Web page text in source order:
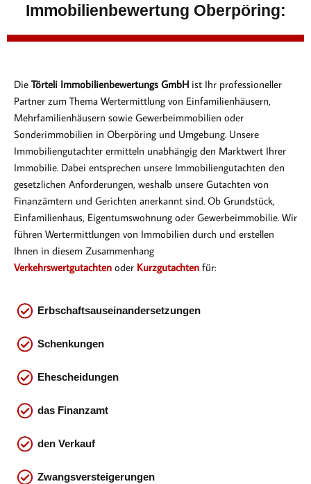
Immobilienbewertung Oberpöring:
Die Törteli Immobilienbewertungs GmbH ist Ihr professioneller
Partner zum Thema Wertermittlung von Einfamilienhäusern,
Mehrfamilienhäusern sowie Gewerbeimmobilien oder
Sonderimmobilien in Oberpöring und Umgebung. Unsere
Immobiliengutachter ermitteln unabhängig den Marktwert Ihrer
Immobilie. Dabei entsprechen unsere Immobiliengutachten den
gesetzlichen Anforderungen, weshalb unsere Gutachten von
Finanzämtern und Gerichten anerkannt sind. Ob Grundstück,
Einfamilienhaus, Eigentumswohnung oder Gewerbeimmobilie. Wir
führen Wertermittlungen von Immobilien durch und erstellen
Ihnen in diesem Zusammenhang
Verkehrswertgutachten oder Kurzgutachten für:
Erbschaftsauseinandersetzungen
Schenkungen
Ehescheidungen
das Finanzamt
den Verkauf
Zwangsversteigerungen